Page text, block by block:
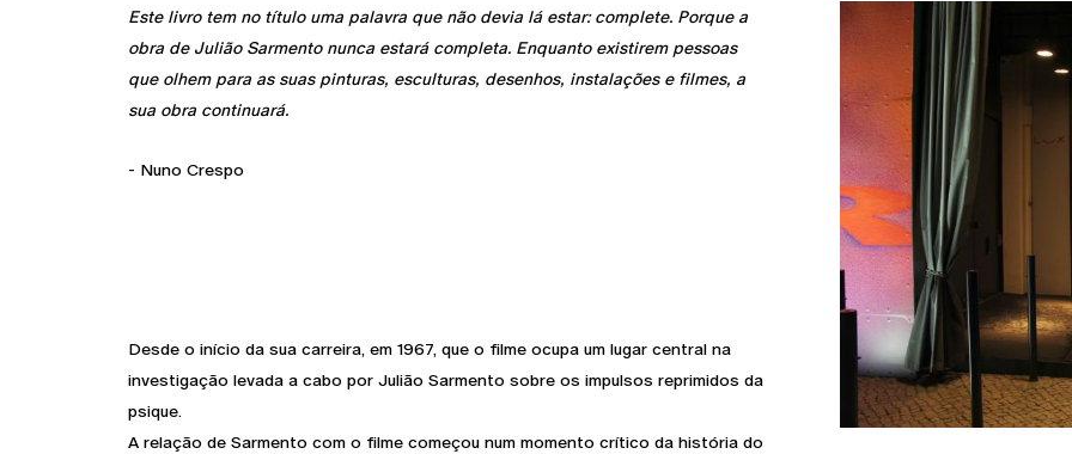
Este livro tem no título uma palavra que não devia lá estar: complete. Porque a
obra de Julião Sarmento nunca estará completa. Enquanto existirem pessoas
que olhem para as suas pinturas, esculturas, desenhos, instalações e filmes, a
sua obra continuará.
- Nuno Crespo
Desde o início da sua carreira, em 1967, que o filme ocupa um lugar central na
investigação levada a cabo por Julião Sarmento sobre os impulsos reprimidos da
psique.
A relação de Sarmento com o filme começou num momento crítico da história do